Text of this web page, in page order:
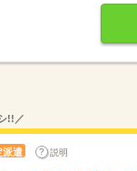
!!／
派遣 説明